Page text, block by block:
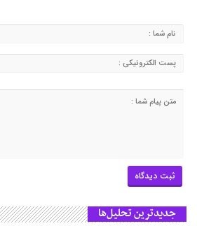
جدیدترین تحلیل‌ها